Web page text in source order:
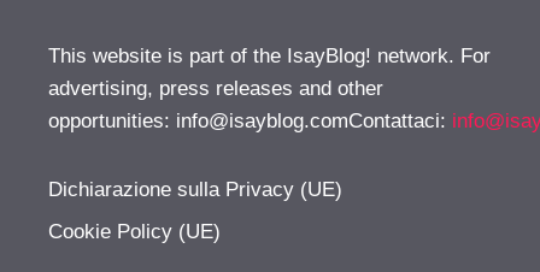
This website is part of the IsayBlog! network. For
advertising, press releases and other
opportunities: info@isayblog.comContattaci:
Dichiarazione sulla Privacy (UE)
Cookie Policy (UE)